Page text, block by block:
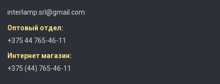
interlamp.srl@gmail.com
Оптовый отдел:
+375 44 765-46-11
Интернет магазин:
+375 (44) 765-46-11